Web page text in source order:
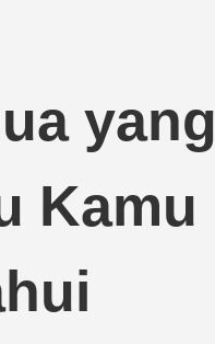
yang
Kamu